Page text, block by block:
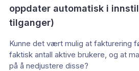
oppdater automatisk i
tilganger)
Kunne det vært mulig at fakturering
faktisk antall aktive brukere, og at
på å nedjustere disse?